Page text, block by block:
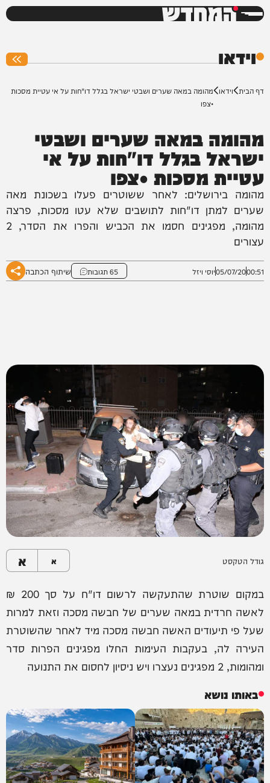
המחדש
וידאו
דף הבית וידאו מהומה במאה שערים ושבטי ישראל בגלל דו"חות על אי עטיית מסכות
•צפו
מהומה במאה שערים ושבטי
ישראל בגלל דו"חות על אי
עטיית מסכות •צפו
מהומה בירושלים: לאחר ששוטרים פעלו בשכונת מאה
שערים למתן דו"חות לתושבים שלא עטו מסכות, פרצה
מהומה, מפגינים חסמו את הכביש והפרו את הסדר, 2
עצורים
00:51
05/07/20יוסי ויזל 65 תגובות שיתוף הכתבה
גודל הטקסט א א
במקום שוטרת שהתעקשה לרשום דו"ח על סך 200 ₪
לאשה חרדית במאה שערים של חבשה מסכה וזאת למרות
שעל פי תיעודים האשה חבשה מסכה מיד לאחר שהשוטרת
העירה לה, בעקבות העימות החלו מפגינים הפרות סדר
ומהומות, 2 מפגינים נעצרו ויש ניסיון לחסום את התנועה
באותו נושא